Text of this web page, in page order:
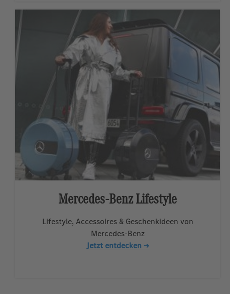
Mercedes-Benz Lifestyle
Lifestyle, Accessoires & Geschenkideen von
Mercedes-Benz
Jetzt entdecken →